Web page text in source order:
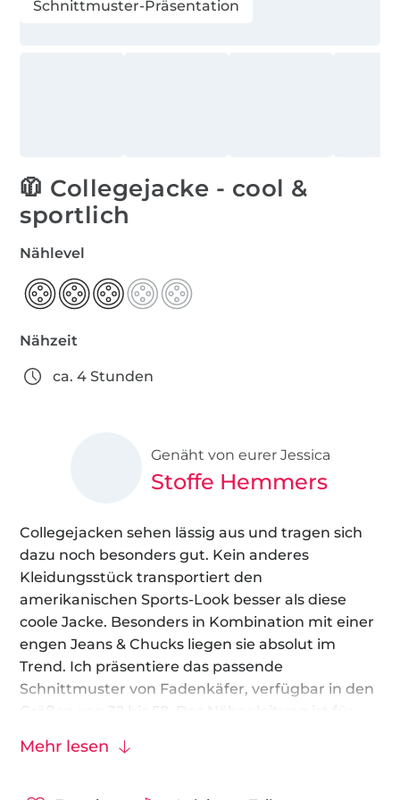
Schnittmuster-Präsentation
🧥 Collegejacke - cool &
sportlich
Nählevel
Nähzeit
ca. 4 Stunden
Genäht von eurer Jessica
Stoffe Hemmers
Collegejacken sehen lässig aus und tragen sich
dazu noch besonders gut. Kein anderes
Kleidungsstück transportiert den
amerikanischen Sports-Look besser als diese
coole Jacke. Besonders in Kombination mit einer
engen Jeans & Chucks liegen sie absolut im
Trend. Ich präsentiere das passende
Schnittmuster von Fadenkäfer, verfügbar in den
Größen von 32 bis 58. Das Nähanleitung ist für
geeignet. Beachtet jedoch die geschätzte
Mehr lesen